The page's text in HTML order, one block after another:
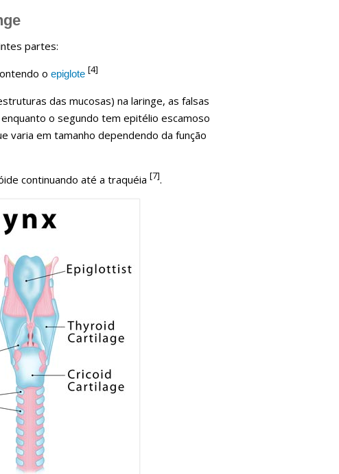
partes:
o epiglote [4]
das mucosas) na laringe, as falsas
o segundo tem epitélio escamoso
varia em tamanho dependendo da função
continuando até a traquéia [7].